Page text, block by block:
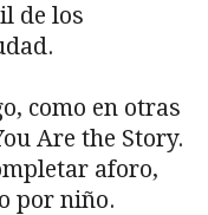
de los
como en otras
Are the Story.
aforo,
por niño.